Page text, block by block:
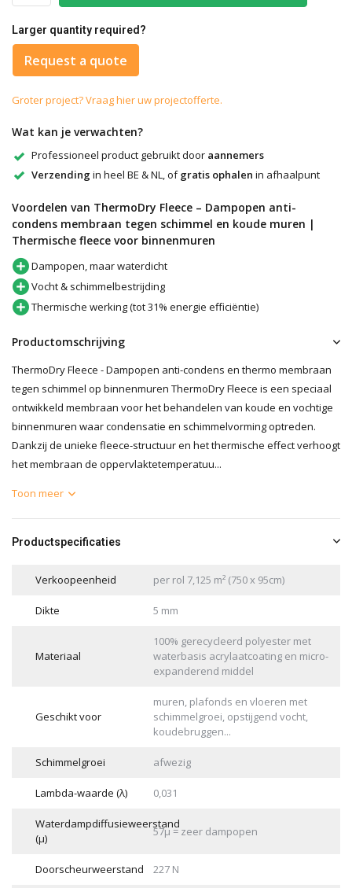
Larger quantity required?
Request a quote
Groter project? Vraag hier uw projectofferte.
Wat kan je verwachten?
Professioneel product gebruikt door aannemers
Verzending in heel BE & NL, ofgratis ophalen in afhaalpunt
Voordelen van ThermoDry Fleece – Dampopen anti-
condens membraan tegen schimmel en koude muren |
Thermische fleece voor binnenmuren
Dampopen, maar waterdicht
Vocht & schimmelbestrijding
Thermische werking (tot 31% energie efficiëntie)
Productomschrijving
ThermoDry Fleece - Dampopen anti-condens en thermo membraan
tegen schimmel op binnenmuren ThermoDry Fleece is een speciaal
ontwikkeld membraan voor het behandelen van koude en vochtige
binnenmuren waar condensatie en schimmelvorming optreden.
Dankzij de unieke fleece-structuur en het thermische effect verhoogt
het membraan de oppervlaktetemperatuu...
Toon meer
Productspecificaties
Verkoopeenheid per rol 7,125 m² (750 x 95cm)
Dikte 5 mm
Materiaal
100% gerecycleerd polyester met
waterbasis acrylaatcoating en micro-
expanderend middel
Geschikt voor
muren, plafonds en vloeren met
schimmelgroei, opstijgend vocht,
koudebruggen...
Schimmelgroei afwezig
Lambda-waarde (λ) 0,031
Waterdampdiffusieweerstand
(µ)
57μ = zeer dampopen
Doorscheurweerstand 227 N